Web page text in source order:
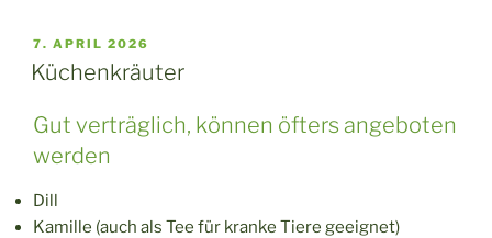
VERÖFFENTLICHT
AM
7. APRIL 2026
Küchenkräuter
Gut verträglich, können öfters angeboten
werden
Dill
Kamille (auch als Tee für kranke Tiere geeignet)